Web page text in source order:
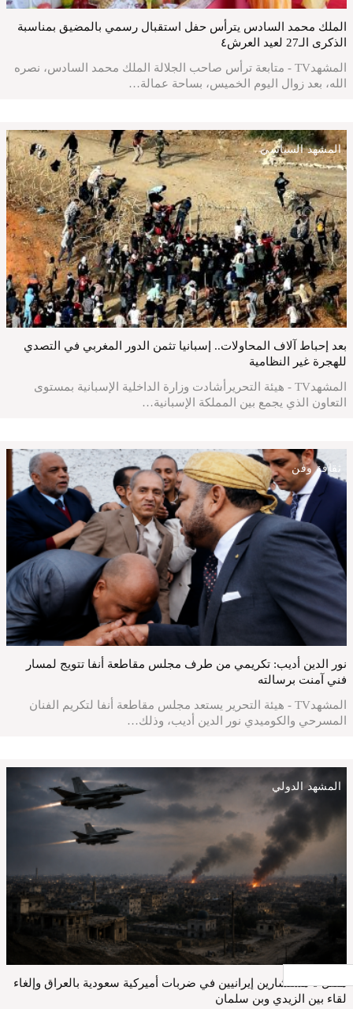
الملك محمد السادس يترأس حفل استقبال رسمي بالمضيق بمناسبة
الذكرى الـ27 لعيد العرش٤
المشهدTV - متابعة ترأس صاحب الجلالة الملك محمد السادس، نصره
الله، بعد زوال اليوم الخميس، بساحة عمالة…
المشهد السياسي
بعد إحباط آلاف المحاولات.. إسبانيا تثمن الدور المغربي في التصدي
للهجرة غير النظامية
المشهدTV - هيئة التحريرأشادت وزارة الداخلية الإسبانية بمستوى
التعاون الذي يجمع بين المملكة الإسبانية…
ثقافة وفن
نور الدين أديب: تكريمي من طرف مجلس مقاطعة أنفا تتويج لمسار
فني آمنت برسالته
المشهدTV - هيئة التحرير يستعد مجلس مقاطعة أنفا لتكريم الفنان
المسرحي والكوميدي نور الدين أديب، وذلك…
المشهد الدولي
مقتل 6 مستشارين إيرانيين في ضربات أميركية سعودية بالعراق وإلغاء
لقاء بين الزيدي وبن سلمان